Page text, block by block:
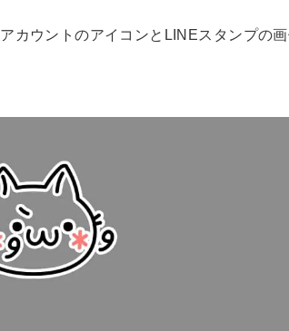
カウントのアイコンとLINEスタンプの